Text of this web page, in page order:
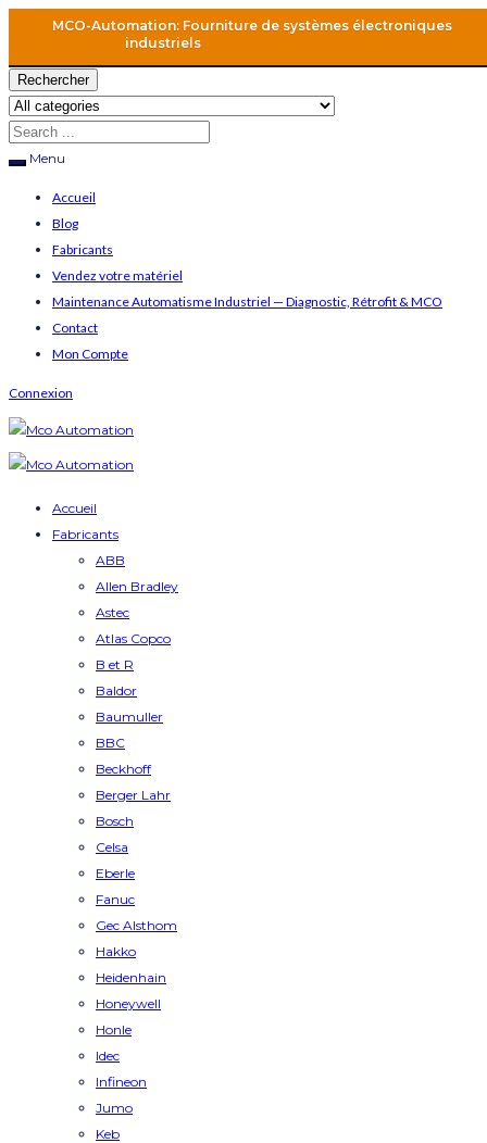
MCO-Automation: Fourniture de systèmes électroniques
industriels
Rechercher
Menu
Accueil
Blog
Fabricants
Vendez votre matériel
Maintenance Automatisme Industriel — Diagnostic, Rétrofit & MCO
Contact
Mon Compte
Connexion
Accueil
Fabricants
ABB
Allen Bradley
Astec
Atlas Copco
B et R
Baldor
Baumuller
BBC
Beckhoff
Berger Lahr
Bosch
Celsa
Eberle
Fanuc
Gec Alsthom
Hakko
Heidenhain
Honeywell
Honle
Idec
Infineon
Jumo
Keb